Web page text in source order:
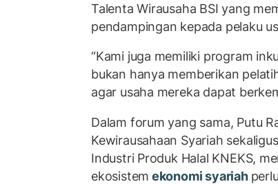
Talenta Wirausaha BSI yang
pendampingan kepada pelaku
“Kami juga memiliki program
bukan hanya memberikan
agar usaha mereka dapat
Dalam forum yang sama, Putu
Kewirausahaan Syariah
Industri Produk Halal KNEKS,
ekosistem ekonomi syariah